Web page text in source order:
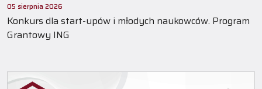
05 sierpnia 2026
Konkurs dla start-upów i młodych naukowców. Program
Grantowy ING